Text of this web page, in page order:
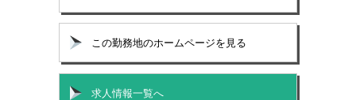
この勤務地のホームページを見る
求人情報一覧へ